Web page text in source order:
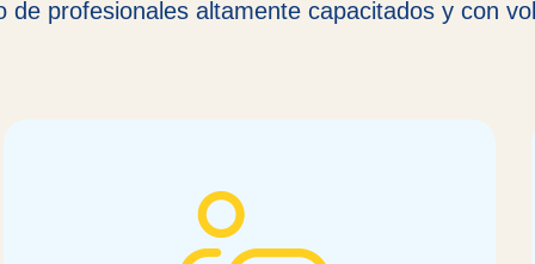
profesionales altamente capacitados y con